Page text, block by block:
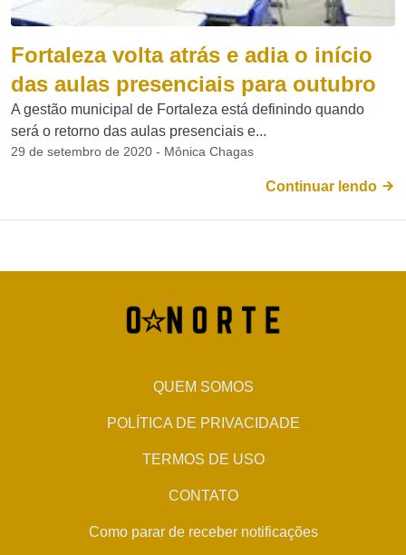
Fortaleza volta atrás e adia o início
das aulas presenciais para outubro
A gestão municipal de Fortaleza está definindo quando
será o retorno das aulas presenciais e...
29 de setembro de 2020 - Mônica Chagas
Continuar lendo
QUEM SOMOS
POLÍTICA DE PRIVACIDADE
TERMOS DE USO
CONTATO
Como parar de receber notificações